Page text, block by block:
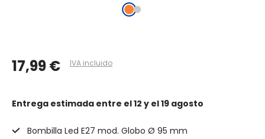
17,99 € IVA incluido
Entrega estimada entre el 12 y el 19 agosto
Bombilla Led E27 mod. Globo Ø 95 mm